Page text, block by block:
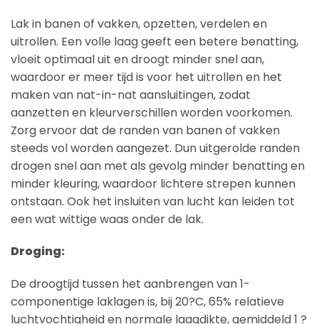
Lak in banen of vakken, opzetten, verdelen en
uitrollen. Een volle laag geeft een betere benatting,
vloeit optimaal uit en droogt minder snel aan,
waardoor er meer tijd is voor het uitrollen en het
maken van nat-in-nat aansluitingen, zodat
aanzetten en kleurverschillen worden voorkomen.
Zorg ervoor dat de randen van banen of vakken
steeds vol worden aangezet. Dun uitgerolde randen
drogen snel aan met als gevolg minder benatting en
minder kleuring, waardoor lichtere strepen kunnen
ontstaan. Ook het insluiten van lucht kan leiden tot
een wat wittige waas onder de lak.
Droging:
De droogtijd tussen het aanbrengen van 1-
componentige laklagen is, bij 20?C, 65% relatieve
luchtvochtigheid en normale laagdikte, gemiddeld 1 ?